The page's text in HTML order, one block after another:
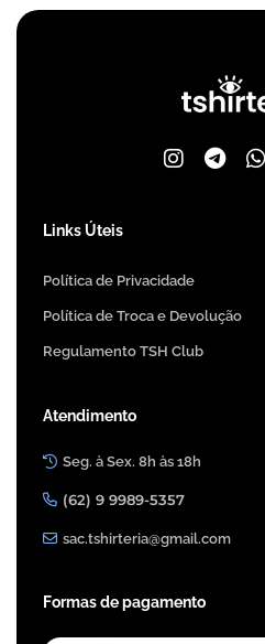
Links Úteis
Política de Privacidade
Política de Troca e Devolução
Regulamento TSH Club
Atendimento
Seg. à Sex. 8h às 18h
(62) 9 9989-5357
sac.tshirteria@gmail.com
Formas de pagamento